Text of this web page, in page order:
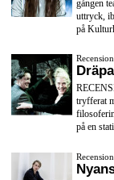
gången
uttryck,
på
tryfferat
på en